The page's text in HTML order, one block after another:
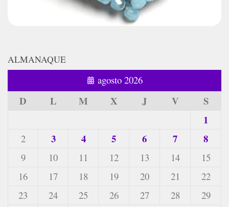
ALMANAQUE
agosto 2026
D L M X J V
S
1
2 3 4 5 6 7 8
9 10 11 12 13 14
15
16
17 18 19 20 21
22
23
24 25 26 27 28
29